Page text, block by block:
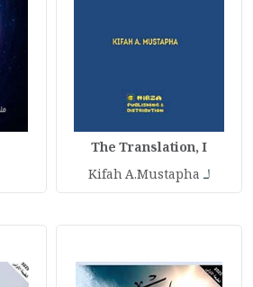
The Translation, I
لـ Kifah A.Mustapha